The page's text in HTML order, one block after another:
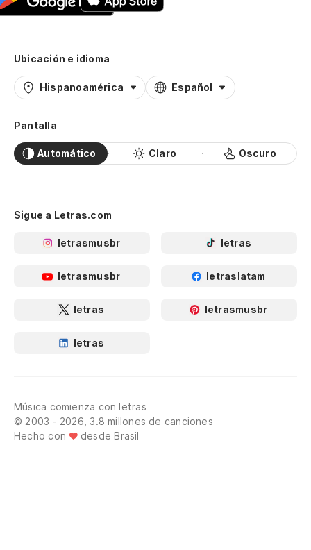
Ubicación e idioma
Hispanoamérica Español
Pantalla
Automático Claro Oscuro
Sigue a Letras.com
letrasmusbr letras
letrasmusbr letraslatam
letras letrasmusbr
letras
Música comienza con letras
© 2003 - 2026, 3.8 millones de canciones
Hecho con
desde Brasil